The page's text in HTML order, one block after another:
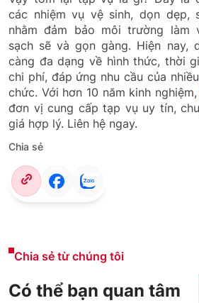
Chia sẻ
các nhiệm vụ vệ sinh, dọn dẹp,
nhằm đảm bảo môi trường làm
sạch sẽ và gọn gàng. Hiện nay,
càng đa dạng về hình thức, thời
chi phí, đáp ứng nhu cầu của
chức. Với hơn 10 năm kinh
đơn vị cung cấp tạp vụ uy tín,
giá hợp lý. Liên hệ ngay.
Chia sẻ từ chúng tôi
Có thể bạn quan tâm